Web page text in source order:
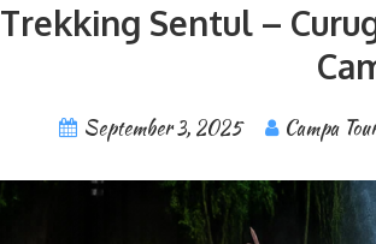
Trekking Sentul –
September 3, 2025 Campa